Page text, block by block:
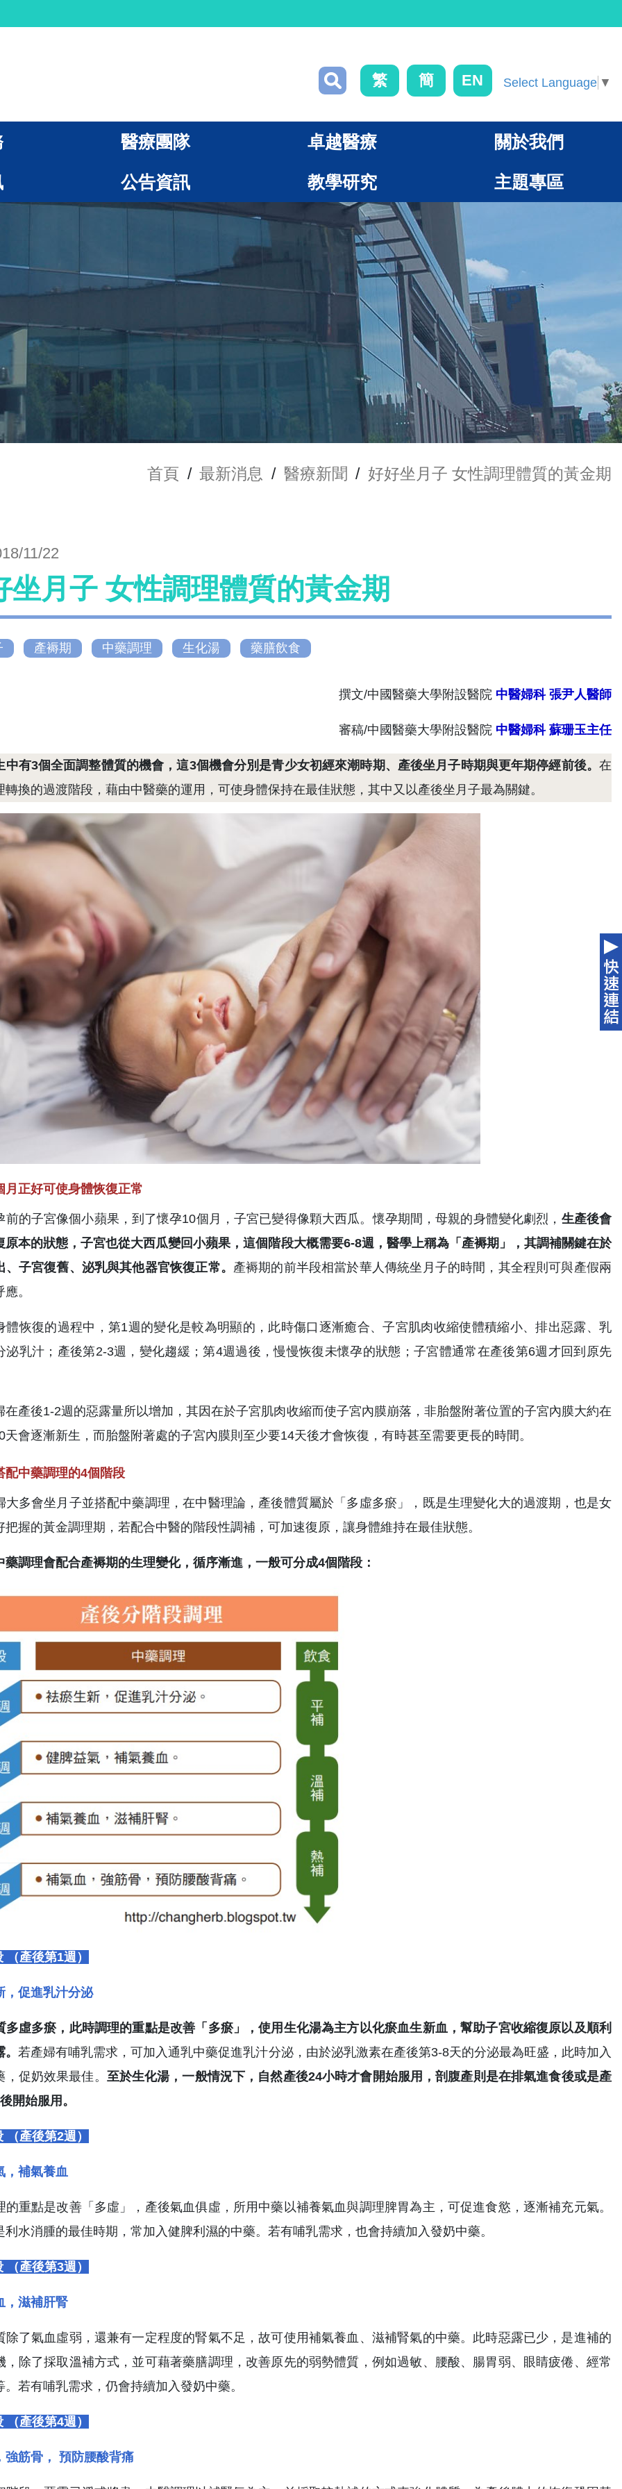
繁 簡 EN Select Language ▼
醫療團隊 卓越醫療 關於我們
公告資訊 教學研究 主題專區
首頁 / 最新消息 / 醫療新聞 / 好好坐月子 女性調理體質的黃金期
11/22
坐月子 女性調理體質的黃金期
產褥期 中藥調理 生化湯 藥膳飲食
撰文/中國醫藥大學附設醫院 中醫婦科 張尹人醫師
審稿/中國醫藥大學附設醫院 中醫婦科 蘇珊玉主任
中有3個全面調整體質的機會，這3個機會分別是青少女初經來潮時期、產後坐月子時期與更年期停經前後。 在
轉換的過渡階段，藉由中醫藥的運用，可使身體保持在最佳狀態，其中又以產後坐月子最為關鍵。
月正好可使身體恢復正常
前的子宮像個小蘋果，到了懷孕10個月，子宮已變得像顆大西瓜。懷孕期間，母親的身體變化劇烈， 生產後會
原本的狀態，子宮也從大西瓜變回小蘋果，這個階段大概需要6-8週，醫學上稱為「產褥期」，其調補關鍵在於
、子宮復舊、泌乳與其他器官恢復正常。 產褥期的前半段相當於華人傳統坐月子的時間，其全程則可與產假兩
應。
體恢復的過程中，第1週的變化是較為明顯的，此時傷口逐漸癒合、子宮肌肉收縮使體積縮小、排出惡露、乳
泌乳汁；產後第2-3週，變化趨緩；第4週過後，慢慢恢復未懷孕的狀態；子宮體通常在產後第6週才回到原先
在產後1-2週的惡露量所以增加，其因在於子宮肌肉收縮而使子宮內膜崩落，非胎盤附著位置的子宮內膜大約在
天會逐漸新生，而胎盤附著處的子宮內膜則至少要14天後才會恢復，有時甚至需要更長的時間。
配中藥調理的4個階段
大多會坐月子並搭配中藥調理，在中醫理論，產後體質屬於「多虛多瘀」，既是生理變化大的過渡期，也是女
把握的黃金調理期，若配合中醫的階段性調補，可加速復原，讓身體維持在最佳狀態。
藥調理會配合產褥期的生理變化，循序漸進，一般可分成4個階段：
產後第1週）
，促進乳汁分泌
多虛多瘀，此時調理的重點是改善「多瘀」，使用生化湯為主方以化瘀血生新血，幫助子宮收縮復原以及順利
。若產婦有哺乳需求，可加入通乳中藥促進乳汁分泌，由於泌乳激素在產後第3-8天的分泌最為旺盛，此時加入
，促奶效果最佳。 至於生化湯，一般情況下，自然產後24小時才會開始服用，剖腹產則是在排氣進食後或是產
開始服用。
產後第2週）
，補氣養血
的重點是改善「多虛」，產後氣血俱虛，所用中藥以補養氣血與調理脾胃為主，可促進食慾，逐漸補充元氣。
利水消腫的最佳時期，常加入健脾利濕的中藥。若有哺乳需求，也會持續加入發奶中藥。
產後第3週）
，滋補肝腎
除了氣血虛弱，還兼有一定程度的腎氣不足，故可使用補氣養血、滋補腎氣的中藥。此時惡露已少，是進補的
，除了採取溫補方式，並可藉著藥膳調理，改善原先的弱勢體質，例如過敏、腰酸、腸胃弱、眼睛疲倦、經常
。若有哺乳需求，仍會持續加入發奶中藥。
產後第4週）
強筋骨， 預防腰酸背痛